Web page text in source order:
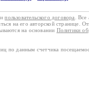
пользовательского договора
.
на его авторской странице.
на основании Политики
по данным счетчика